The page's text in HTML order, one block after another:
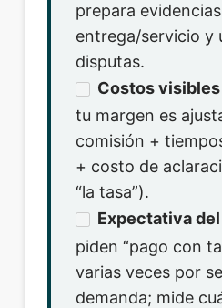
prepara
entrega/servicio y
disputas.
Costos
tu margen es
comisión +
+ costo de
“la tasa”).
Expectativa
piden “pago con
varias veces por
demanda; mide